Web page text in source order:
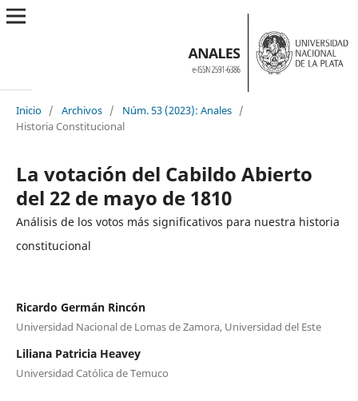
Inicio / Archivos / Núm. 53 (2023): Anales /
Historia Constitucional
La votación del Cabildo Abierto
del 22 de mayo de 1810
Análisis de los votos más significativos para nuestra historia
constitucional
Ricardo Germán Rincón
Universidad Nacional de Lomas de Zamora, Universidad del Este
Liliana Patricia Heavey
Universidad Católica de Temuco